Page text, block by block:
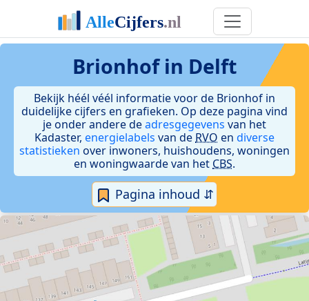
Brionhof in Delft
Bekijk héél véél informatie voor de Brionhof in
duidelijke cijfers en grafieken. Op deze pagina vind
je onder andere deadresgegevens van het
Kadaster, energielabels van de RVO en diverse
statistieken over inwoners, huishoudens, woningen
en woningwaarde van het CBS.
Pagina inhoud ⇵